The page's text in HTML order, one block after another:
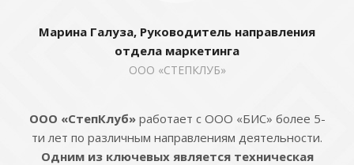
Марина Галуза, Руководитель направления
отдела маркетинга
ООО «СТЕПКЛУБ»
ООО «СтепКлуб»работает с ООО «БИС» более 5-
ти лет по различным направлениям деятельности.
Одним из ключевых является техническая